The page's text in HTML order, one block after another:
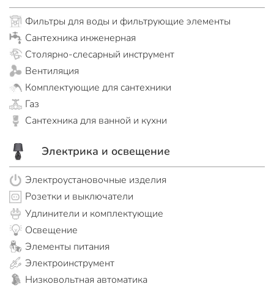
Фильтры для воды и фильтрующие элементы
Сантехника инженерная
Столярно-слесарный инструмент
Вентиляция
Комплектующие для сантехники
Газ
Сантехника для ванной и кухни
Электрика и освещение
Электроустановочные изделия
Розетки и выключатели
Удлинители и комплектующие
Освещение
Элементы питания
Электроинструмент
Низковольтная автоматика